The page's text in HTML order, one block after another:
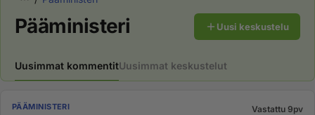
Pääministeri Uusi keskustelu
Uusimmat kommentitUusimmat keskustelut
PÄÄMINISTERI Vastattu 9pv